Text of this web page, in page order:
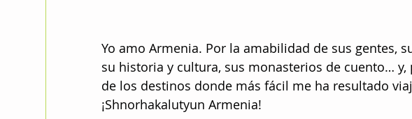
Yo amo Armenia. Por la amabilidad de sus gentes,
su historia y cultura, sus monasterios de cuento…
de los destinos donde más fácil me ha resultado
¡Shnorhakalutyun Armenia!